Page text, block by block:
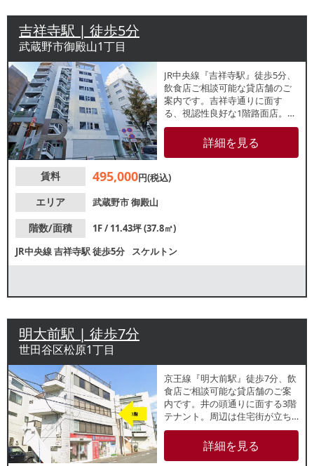
吉祥寺駅 | 徒歩5分
武蔵野市御殿山1丁目
JR中央線『吉祥寺駅』徒歩5分、
飲食店ご相談可能な貸店舗のご
案内です。吉祥寺通りに面す
る、視認性良好な1階路面店。人
通りの多い通り沿いに位置して
いるため、安定した集客が期待
できます。諸条件等、お気軽に
詳細を見る
賃料 495,000円(税込)
エリア
武蔵野市御殿山
階数/面積
1F / 11.43坪 (37.8㎡)
JR中央線吉祥寺駅徒歩5分 スケルトン
明大前駅 | 徒歩7分
世田谷区松原1丁目
京王線『明大前駅』徒歩7分、飲
食店ご相談可能な貸店舗のご案
内です。井の頭通りに面する3階
テナント。周辺は住宅街が立ち
並んでおり、地域住民を中心と
した集客が期待できます。諸条
件等、お気軽にお問い合わせく
詳細を見る